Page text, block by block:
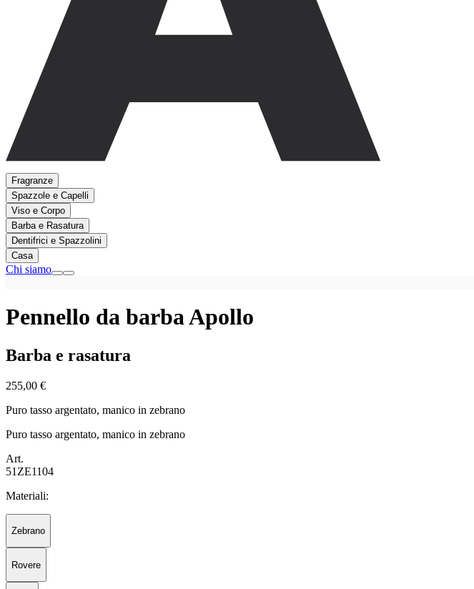
Fragranze
Spazzole e Capelli
Viso e Corpo
Barba e Rasatura
Dentifrici e Spazzolini
Casa
Chi siamo
Pennello da barba Apollo
Barba e rasatura
255,00 €
Puro tasso argentato, manico in zebrano
Puro tasso argentato, manico in zebrano
Art.
51ZE1104
Materiali:
Zebrano
Rovere